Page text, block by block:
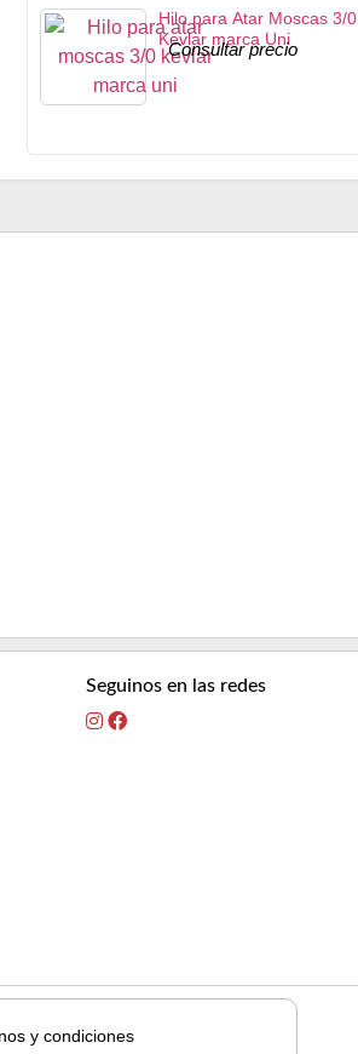
Hilo para Atar Moscas 3/0
Kevlar marca Uni
Consultar precio
Seguinos en las redes
y condiciones